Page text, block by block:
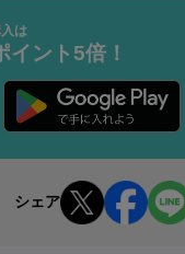
は
イント5倍！
シェア